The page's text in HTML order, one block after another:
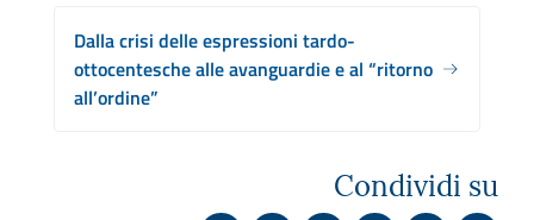
Dalla crisi delle espressioni tardo-
ottocentesche alle avanguardie e al “ritorno
all’ordine”
Condividi su